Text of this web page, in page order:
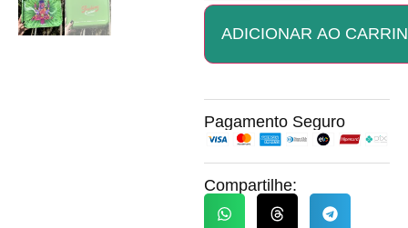
Pagamento Seguro
Compartilhe:
ADICIONAR AO